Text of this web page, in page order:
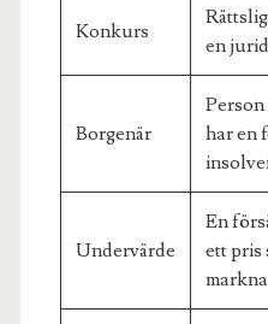
Konkurs
en
Borgenär
har en
Undervärde
En
ett pris